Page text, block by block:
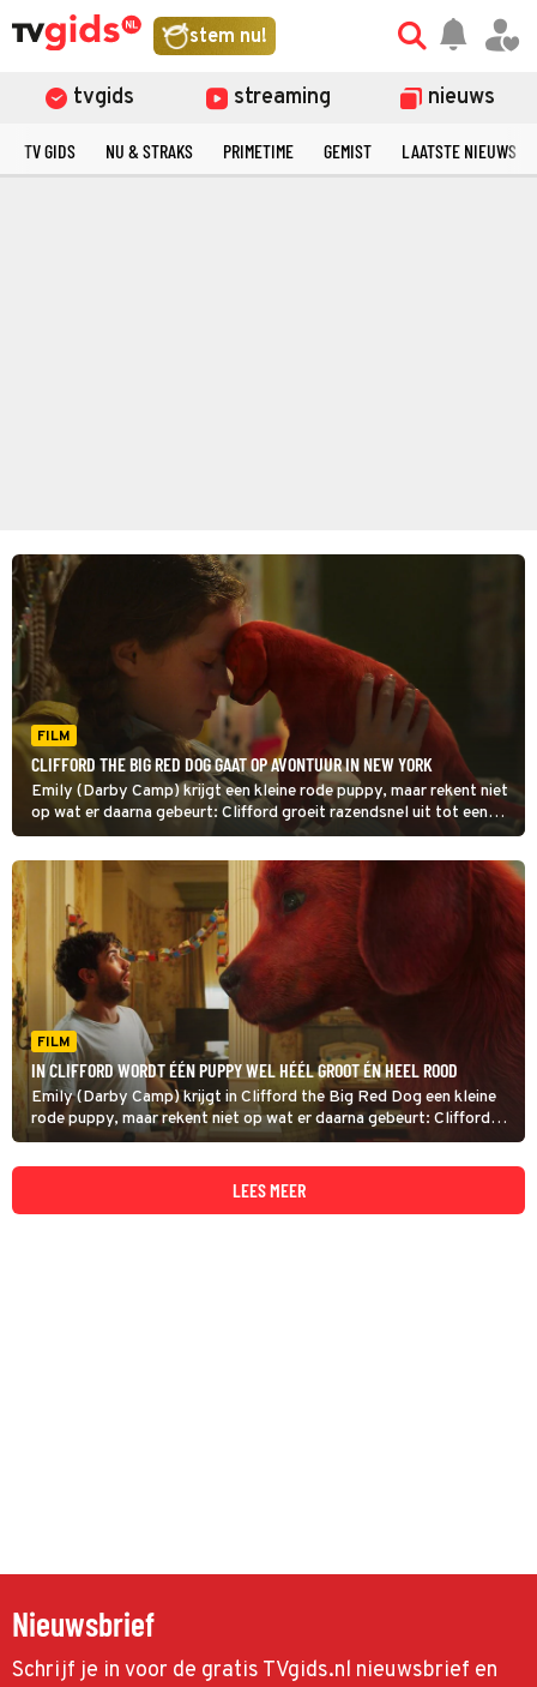
stem nu!
tvgids streaming nieuws
TV GIDS NU & STRAKS PRIMETIME GEMIST LAATSTE NIEUWS
FILM
CLIFFORD THE BIG RED DOG GAAT OP AVONTUUR IN NEW YORK
Emily (Darby Camp) krijgt een kleine rode puppy, maar rekent niet
op wat er daarna gebeurt: Clifford groeit razendsnel uit tot een
gigantische hond. Zijn enorme formaat veroorzaakt aardig wat
chaos.
FILM
IN CLIFFORD WORDT ÉÉN PUPPY WEL HÉÉL GROOT ÉN HEEL ROOD
Emily (Darby Camp) krijgt in Clifford the Big Red Dog een kleine
rode puppy, maar rekent niet op wat er daarna gebeurt: Clifford
groeit razendsnel uit tot een gigantische hond. Zijn enorme
formaat veroorzaakt aardig wat chaos.
LEES MEER
Nieuwsbrief
Schrijf je in voor de gratis TVgids.nl nieuwsbrief en